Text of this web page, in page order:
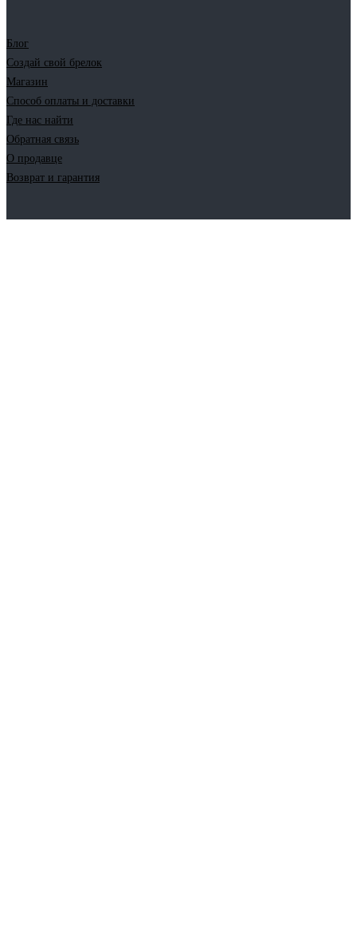
Блог
Создай свой брелок
Магазин
Способ оплаты и доставки
Где нас найти
Обратная связь
О продавце
Возврат и гарантия